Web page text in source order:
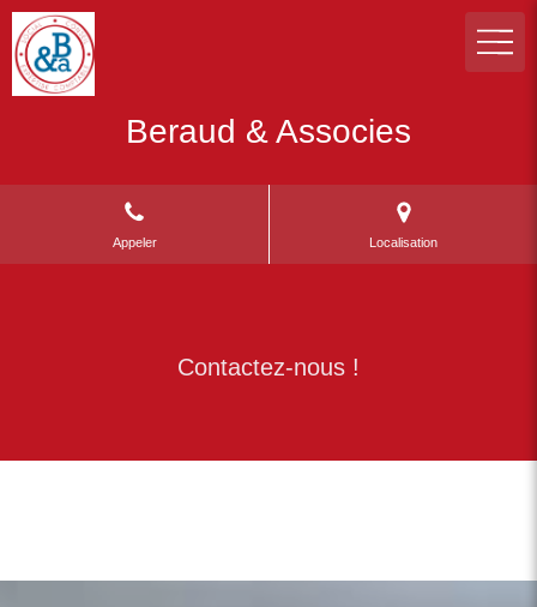
Beraud & Associes
Appeler Localisation
Contactez-nous !